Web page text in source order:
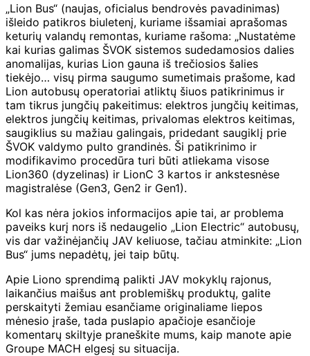
„Lion Bus“ (naujas, oficialus bendrovės pavadinimas)
išleido patikros biuletenį, kuriame išsamiai aprašomas
keturių valandų remontas, kuriame rašoma: „Nustatėme
kai kurias galimas ŠVOK sistemos sudedamosios dalies
anomalijas, kurias Lion gauna iš trečiosios šalies
tiekėjo… visų pirma saugumo sumetimais prašome, kad
Lion autobusų operatoriai atliktų šiuos patikrinimus ir
tam tikrus jungčių pakeitimus: elektros jungčių keitimas,
elektros jungčių keitimas, privalomas elektros keitimas,
saugiklius su mažiau galingais, pridedant saugiklį prie
ŠVOK valdymo pulto grandinės. Ši patikrinimo ir
modifikavimo procedūra turi būti atliekama visose
Lion360 (dyzelinas) ir LionC 3 kartos ir ankstesnėse
magistralėse (Gen3, Gen2 ir Gen1).
Kol kas nėra jokios informacijos apie tai, ar problema
paveiks kurį nors iš nedaugelio „Lion Electric“ autobusų,
vis dar važinėjančių JAV keliuose, tačiau atminkite: „Lion
Bus“ jums nepadėtų, jei taip būtų.
Apie Liono sprendimą palikti JAV mokyklų rajonus,
laikančius maišus ant problemiškų produktų, galite
perskaityti žemiau esančiame originaliame liepos
mėnesio įraše, tada puslapio apačioje esančioje
komentarų skiltyje praneškite mums, kaip manote apie
Groupe MACH elgesį su situacija.